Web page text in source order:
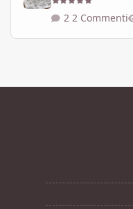
2 Commenti